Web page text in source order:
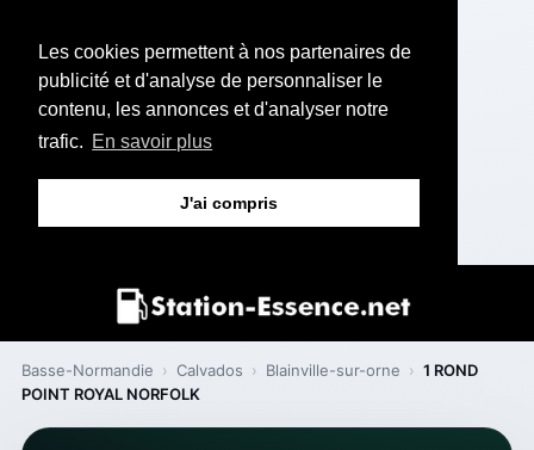
Les cookies permettent à nos partenaires de
publicité et d'analyse de personnaliser le
contenu, les annonces et d'analyser notre
trafic. En savoir plus
J'ai compris
Basse-Normandie › Calvados › Blainville-sur-orne › 1 ROND
POINT ROYAL NORFOLK